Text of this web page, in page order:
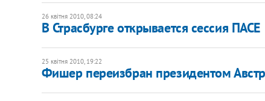
26 квітня 2010, 08:24
В Страсбурге открывается сессия ПАСЕ
25 квітня 2010, 19:22
Фишер переизбран президентом